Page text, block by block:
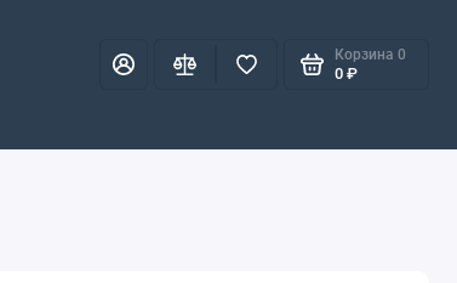
Корзина 0
0 ₽